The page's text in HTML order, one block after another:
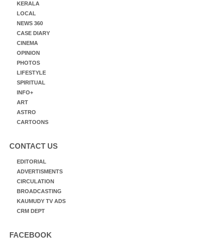
KERALA
LOCAL
NEWS 360
CASE DIARY
CINEMA
OPINION
PHOTOS
LIFESTYLE
SPIRITUAL
INFO+
ART
ASTRO
CARTOONS
CONTACT US
EDITORIAL
ADVERTISMENTS
CIRCULATION
BROADCASTING
KAUMUDY TV ADS
CRM DEPT
FACEBOOK